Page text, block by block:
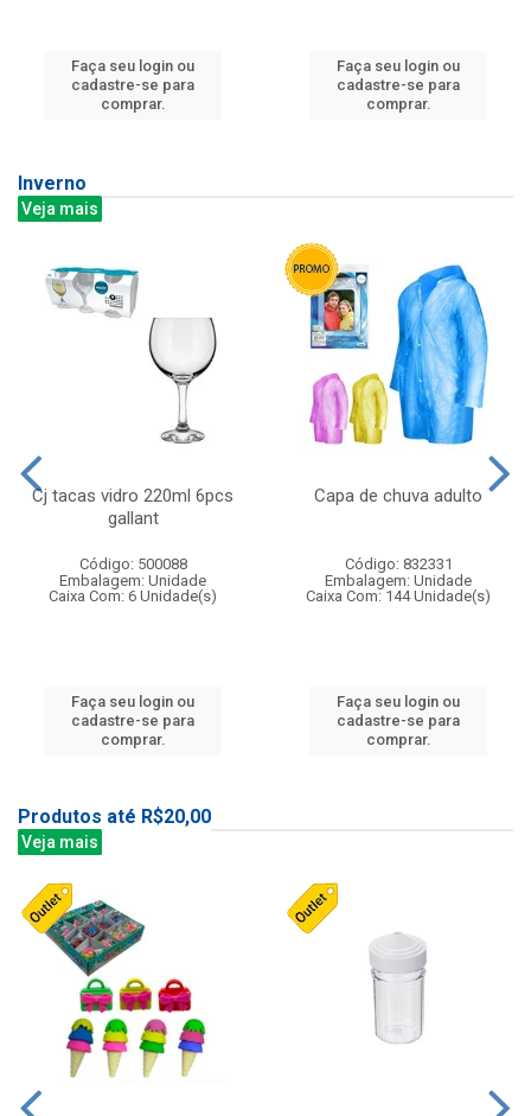
Faça seu login ou
cadastre-se para
comprar.
Faça seu login ou
cadastre-se para
comprar.
Inverno
Veja mais
Cj tacas vidro 220ml 6pcs
gallant
Código: 500088
Embalagem: Unidade
Caixa Com: 6 Unidade(s)
Faça seu login ou
cadastre-se para
comprar.
Capa de chuva adulto
Código: 832331
Embalagem: Unidade
Caixa Com: 144 Unidade(s)
Faça seu login ou
cadastre-se para
comprar.
Produtos até R$20,00
Veja mais